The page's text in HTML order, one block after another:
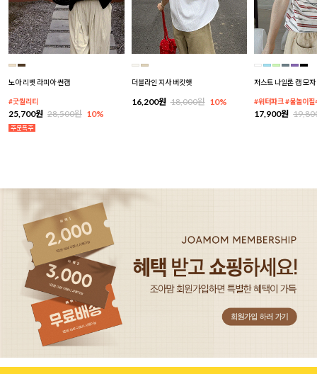
노아 리벳 라피아 썬캡
#굿퀄리티
25,700원 28,500원 10%
더블라인 지사 버킷햇
16,200원 18,000원 10%
저스트 나일론 캡 모자
#워터파크 #물놀이필
17,900원